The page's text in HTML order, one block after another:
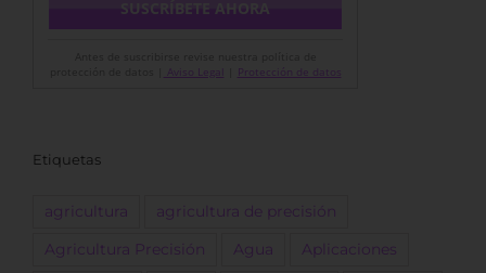
Aviso Legal Protección de datos
Etiquetas
agricultura agricultura de precisión
Agricultura Precisión Agua Aplicaciones